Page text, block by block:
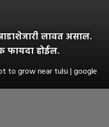
लावत असाल.
फायदा होईल.
to grow near tulsi | google